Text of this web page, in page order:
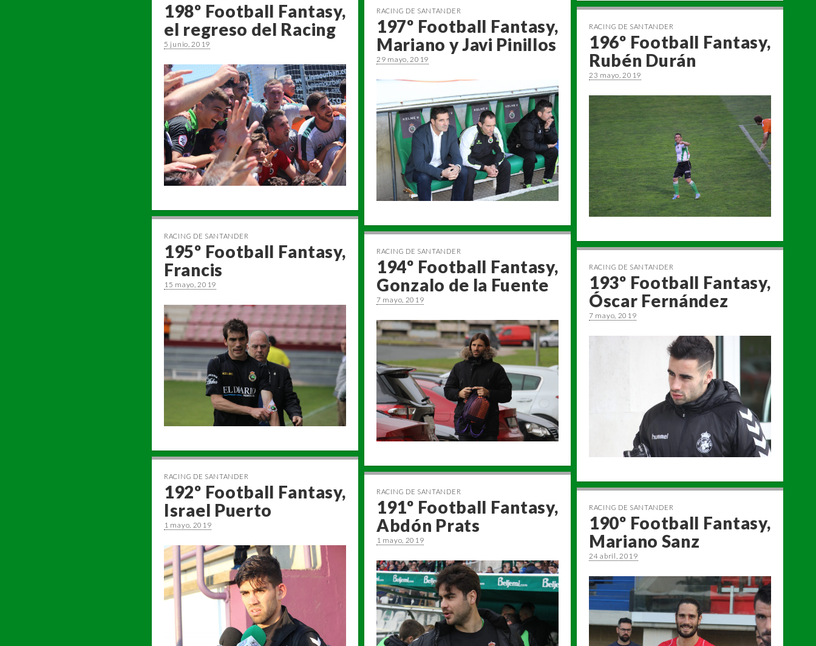
198º Football Fantasy,
el regreso del Racing
5 junio, 2019
RACING DE SANTANDER
197º Football Fantasy,
Mariano y Javi Pinillos
29 mayo, 2019
RACING DE SANTANDER
196º Football Fantasy,
Rubén Durán
23 mayo, 2019
RACING DE SANTANDER
195º Football Fantasy,
Francis
15 mayo, 2019
RACING DE SANTANDER
194º Football Fantasy,
Gonzalo de la Fuente
7 mayo, 2019
RACING DE SANTANDER
193º Football Fantasy,
Óscar Fernández
7 mayo, 2019
RACING DE SANTANDER
192º Football Fantasy,
Israel Puerto
1 mayo, 2019
RACING DE SANTANDER
191º Football Fantasy,
Abdón Prats
1 mayo, 2019
RACING DE SANTANDER
190º Football Fantasy,
Mariano Sanz
24 abril, 2019